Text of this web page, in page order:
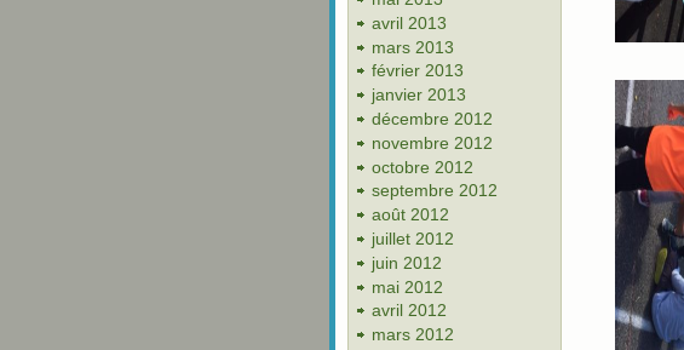
avril 2013
mars 2013
février 2013
janvier 2013
décembre 2012
novembre 2012
octobre 2012
septembre 2012
août 2012
juillet 2012
juin 2012
mai 2012
avril 2012
mars 2012